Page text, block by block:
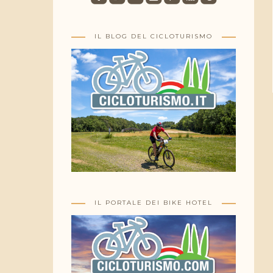
IL BLOG DEL CICLOTURISMO
IL PORTALE DEI BIKE HOTEL